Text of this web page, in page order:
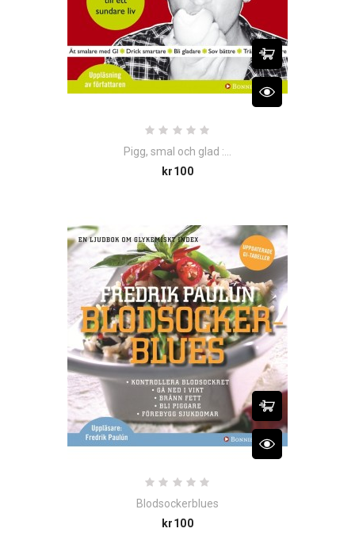
Pigg, smal och glad :...
kr100Price
Blodsockerblues
kr100Price